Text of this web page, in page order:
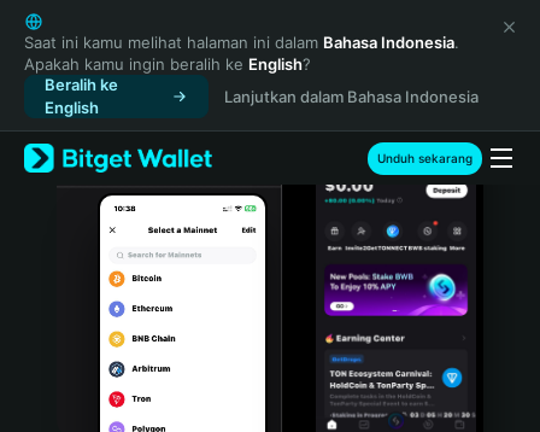
English
日本語
Tiếng Việt
Русский
Español (Latinoamérica)
Türkçe
Italiano
Português (Portugal)
Bahasa Indonesia
Saat ini kamu melihat halaman ini dalam Bahasa Indonesia.
Apakah kamu ingin beralih ke English?
Beralih ke
English
Lanjutkan dalam Bahasa Indonesia
Unduh sekarang